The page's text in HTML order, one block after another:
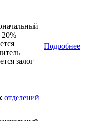
20%
залог
Подробнее
отделений